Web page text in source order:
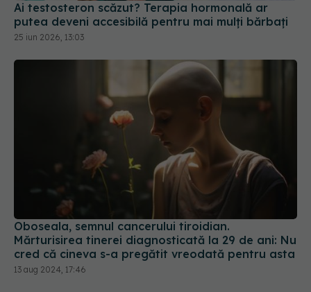
Ai testosteron scăzut? Terapia hormonală ar
putea deveni accesibilă pentru mai mulți bărbați
25 iun 2026, 13:03
Oboseala, semnul cancerului tiroidian.
Mărturisirea tinerei diagnosticată la 29 de ani: Nu
cred că cineva s-a pregătit vreodată pentru asta
13 aug 2024, 17:46